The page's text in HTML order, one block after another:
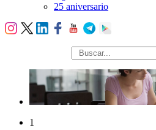
25 aniversario
búsqueda
1